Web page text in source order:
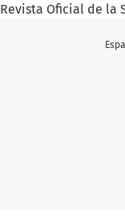
Revista Oficial de la